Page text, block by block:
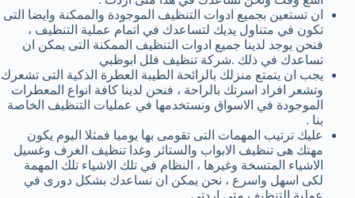
ان تستعين بجميع ادوات التنظيف الموجودة والممكنة وايضا التى
تكون في متناول يديك لتساعدك في اتمام عملية التنظيف ،
فنحن يوجد لدينا جميع ادوات التنظيف الممكنة التى يمكن ان
تساعدك في ذلك .شركة تنظيف فلل ابوظبي
يجب ان يتمتع منزلك بالرائحة الطيبة العطرة الذكية التى تشعرك
وتشعر افراد اسرتك بالراحة ، فنحن لدينا كافة انواع المعطرات
الموجودة في الاسواق ونستخدمها في عمليات التنظيف الخاصة
بنا .
عليك ترتيب المهمات التى تقومى بها يوميا فمثلا اليوم يكون
مهتك هى تنظيف الابواب والستائر وغدا تنظيف الغرف وغسيل
الاشياء المتسخة وغيرها ، النظام في تلك الاشياء تلك المهمة
لكى اسهل واسرع ، نحن يمكن ان نساعدك بشكل دورى في
عملية التنظيف متى اردتى .